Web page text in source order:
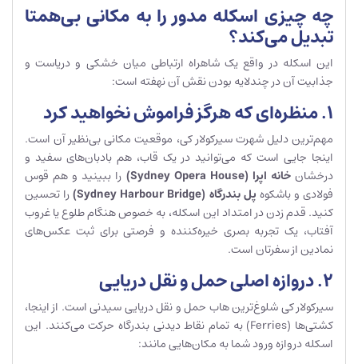
چه چیزی اسکله مدور را به مکانی بی‌همتا
تبدیل می‌کند؟
این اسکله در واقع یک شاهراه ارتباطی میان خشکی و دریاست و
جذابیت آن در چندلایه بودن نقش آن نهفته است:
۱. منظره‌ای که هرگز فراموش نخواهید کرد
مهم‌ترین دلیل شهرت سیرکولار کی، موقعیت مکانی بی‌نظیر آن است.
اینجا جایی است که می‌توانید در یک قاب، هم بادبان‌های سفید و
درخشانخانه اپرا (Sydney Opera House)
را ببینید و هم قوس
فولادی و باشکوه پل بندرگاه (Sydney Harbour Bridge)
را تحسین
کنید. قدم زدن در امتداد این اسکله، به خصوص هنگام طلوع یا غروب
آفتاب، یک تجربه بصری خیره‌کننده و فرصتی برای ثبت عکس‌های
نمادین از سفرتان است.
۲. دروازه اصلی حمل و نقل دریایی
سیرکولار کی شلوغ‌ترین هاب حمل و نقل دریایی سیدنی است. از اینجا،
کشتی‌ها (Ferries) به تمام نقاط دیدنی بندرگاه حرکت می‌کنند. این
اسکله دروازه ورود شما به مکان‌هایی مانند: